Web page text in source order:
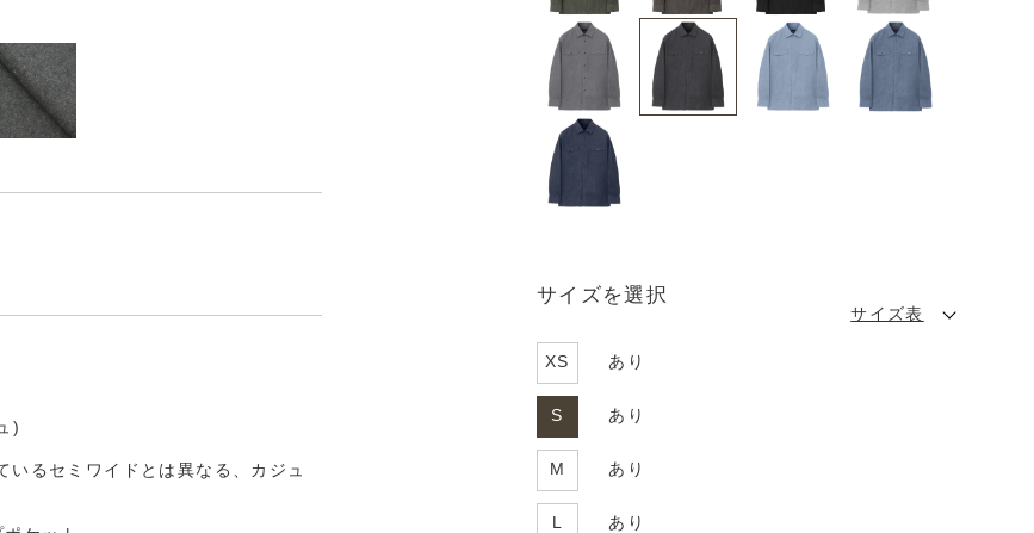
)
るセミワイドとは異なる、カジュ
サイズを選択
サイズ表
XS あり
S あり
M あり
L あり